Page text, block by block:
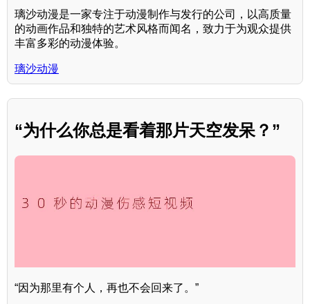
璃沙动漫是一家专注于动漫制作与发行的公司，以高质量
的动画作品和独特的艺术风格而闻名，致力于为观众提供
丰富多彩的动漫体验。
璃沙动漫
“为什么你总是看着那片天空发呆？”
“因为那里有个人，再也不会回来了。”